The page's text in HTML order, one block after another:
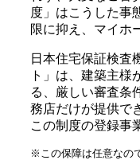
度」はこうした事
限に抑え、マイホ
日本住宅保証検査
ト」は、建築主様
る、厳しい審査条
務店だけが提供で
この制度の登録事
※この保障は任意なの